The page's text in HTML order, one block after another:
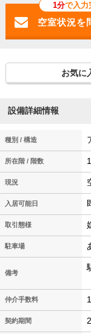
1分で入力
お気に
設備詳細情報
種別 / 構造
所在階 / 階数
現況
入居可能日
取引態様
駐車場
備考
仲介手数料
契約期間